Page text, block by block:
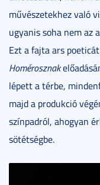
művészetekhez való
ugyanis soha nem az
Ezt a fajta ars
Homérosznak
lépett a térbe,
majd a produkció
színpadról, ahogyan
sötétségbe.